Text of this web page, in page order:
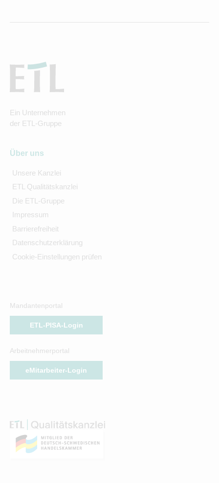
Ein Unternehmen
der ETL-Gruppe
Über uns
Unsere Kanzlei
ETL Qualitätskanzlei
Die ETL-Gruppe
Impressum
Barrierefreiheit
Datenschutzerklärung
Cookie-Einstellungen prüfen
Mandantenportal
ETL-PISA-Login
Arbeitnehmerportal
eMitarbeiter-Login